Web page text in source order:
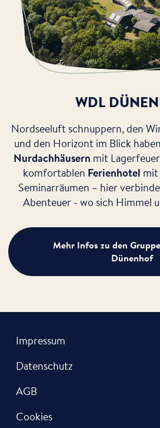
WDL
Nordseeluft schnuppern, den
und den Horizont im Blick
Nurdachhäusern mit
komfortablen Ferienhotel mit
Seminarräumen – hier
Abenteuer - wo sich Himmel
Mehr Infos zu den
Dünenhof
Impressum
Datenschutz
AGB
Cookies